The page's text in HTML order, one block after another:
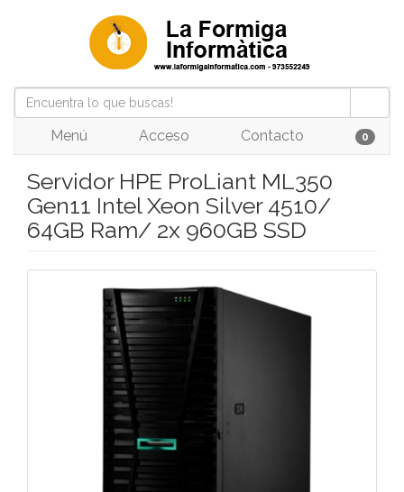
Menú Acceso Contacto 0
Servidor HPE ProLiant ML350
Gen11 Intel Xeon Silver 4510/
64GB Ram/ 2x 960GB SSD